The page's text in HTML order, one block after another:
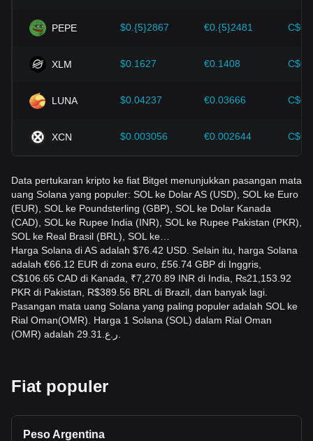
strategi investasi mereka di pasar yang terus berkembang.
PEPE $0.{5}2867 €0.{5}2481
XLM $0.1627 €0.1408
LUNA $0.04237 €0.03666
XCN $0.003056 €0.002644
Data pertukaran kripto ke fiat Bitget menunjukkan pasangan mata
uang Solana yang populer: SOL ke Dolar AS (USD), SOL ke Euro
(EUR), SOL ke Poundsterling (GBP), SOL ke Dolar Kanada
(CAD), SOL ke Rupee India (INR), SOL ke Rupee Pakistan (PKR),
SOL ke Real Brasil (BRL), SOL ke…
Harga Solana di AS adalah $76.42 USD. Selain itu, harga Solana
adalah €66.12 EUR di zona euro, £56.74 GBP di Inggris,
C$106.65 CAD di Kanada, ₹7,270.89 INR di India, ₨21,153.92
PKR di Pakistan, R$389.56 BRL di Brazil, dan banyak lagi.
Pasangan mata uang Solana yang paling populer adalah SOL ke
Rial Oman(OMR). Harga 1 Solana (SOL) dalam Rial Oman
Fiat populer
Peso Argentina